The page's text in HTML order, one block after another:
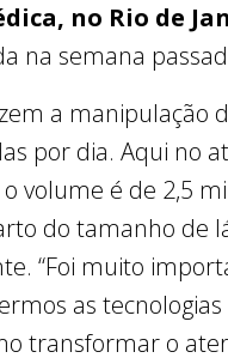
no Rio de
na semana
a manipulação
por dia. Aqui no
volume é de 2,5
do tamanho de
“Foi muito
as
transformar o